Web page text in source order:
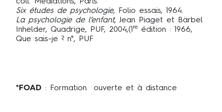
Six études de psychologie, Folio essais, 1964.
La psychologie de l’enfant, Jean Piaget et Bärbel
Inhelder, Quadrige, PUF, 2004,(1re édition : 1966,
Que sais-je ? n°, PUF
*FOAD : Formation ouverte et à distance